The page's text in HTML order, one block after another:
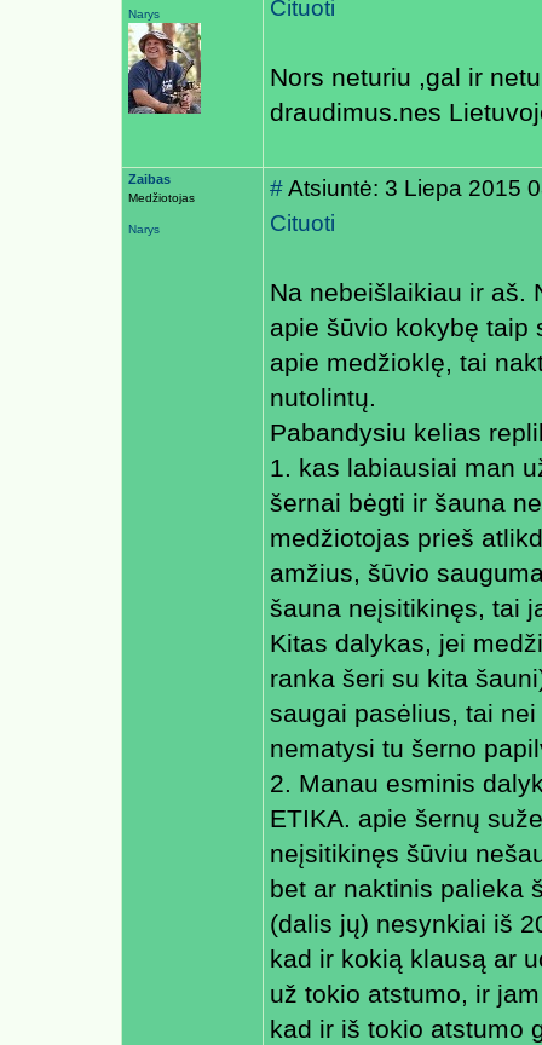
Narys Cituoti
Nors neturiu ,gal ir
draudimus.nes
Zaibas
Medžiotojas
Narys
#Atsiuntė: 3 Liepa 2015
Cituoti
Na nebeišlaikiau ir aš.
apie šūvio kokybę taip
apie medžioklę, tai
nutolintų.
Pabandysiu kelias
1. kas labiausiai man
šernai bėgti ir šauna
medžiotojas prieš
amžius, šūvio
šauna neįsitikinęs, tai
Kitas dalykas, jei
ranka šeri su kita
saugai pasėlius, tai
nematysi tu šerno
2. Manau esminis
ETIKA. apie šernų
neįsitikinęs šūviu
bet ar naktinis palieka
(dalis jų) nesynkiai iš
kad ir kokią klausą ar
už tokio atstumo, ir
kad ir iš tokio atstumo